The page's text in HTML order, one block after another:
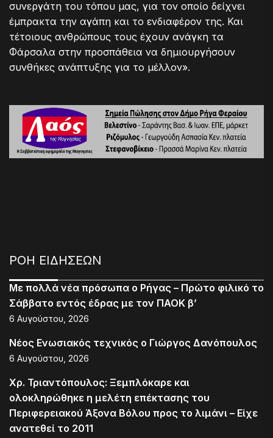
συνεργάτη του τόπου μας, για τον οποίο δείχνει
έμπρακτα την αγάπη και το ενδιαφέρον της. Και
τέτοιους ανθρώπους τους έχουν ανάγκη τα
Φάρσαλα στην προσπάθεια να δημιουργήσουν
συνθήκες ανάπτυξης για το μέλλον».
ΡΟΗ ΕΙΔΗΣΕΩΝ
Με πολλά νέα πρόσωπα ο Ρήγας – Πρώτο φιλικό το
Σάββατο εντός έδρας με τον ΠΑΟΚ β’
6 Αυγούστου, 2026
Νέος Ενωσιακός τεχνικός ο Γιώργος Δανόπουλος
6 Αυγούστου, 2026
Χρ. Τριαντόπουλος: Ξεμπλόκαρε και
ολοκληρώθηκε η μελέτη επέκτασης του
Περιφερειακού Άξονα Βόλου προς το λιμάνι – Είχε
ανατεθεί το 2011